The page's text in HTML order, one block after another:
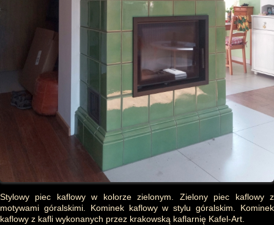
Stylowy piec kaflowy w kolorze zielonym. Zielony piec kaflowy z
motywami góralskimi. Kominek kaflowy w stylu góralskim. Kominek
kaflowy z kafli wykonanych przez krakowską kaflarnię Kafel-Art.